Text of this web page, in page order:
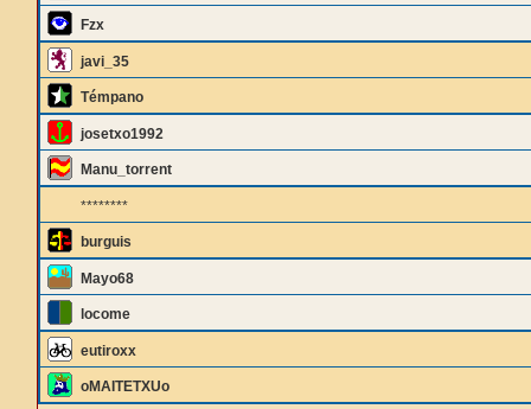
Fzx
javi_35
Témpano
josetxo1992
Manu_torrent
********
burguis
Mayo68
locome
eutiroxx
oMAITETXUo